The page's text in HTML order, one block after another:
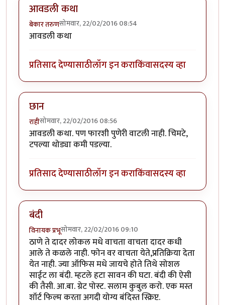
आवडली कथा
बेकार तरुणसोमवार, 22/02/2016 08:54
आवडली कथा
प्रतिसाद देण्यासाठीलॉग इन कराकिंवासदस्य व्हा
छान
राहीसोमवार, 22/02/2016 08:56
आवडली कथा. पण फारशी पुणेरी वाटली नाही. चिमटे,
टपल्या थोड्या कमी पडल्या.
प्रतिसाद देण्यासाठीलॉग इन कराकिंवासदस्य व्हा
बंदी
विनायक प्रभूसोमवार, 22/02/2016 09:10
ठाणे ते दादर लोकल मधे वाचता वाचता दादर कधी
आले ते कळले नाही. फोन वर वाचता येते,प्रतिक्रिया देता
येत नाही. ज्या ऑफिस मधे जायचे होते तिथे सोशल
साईट ला बंदी. म्हटले हटा सावन की घटा. बंदी की ऐसी
की तैसी. आ.बा. ग्रेट पोस्ट. सलाम कुबुल करो. एक मस्त
शॉर्ट फिल्म करता अगदी योग्य बंदिस्त स्क्रिप्ट.